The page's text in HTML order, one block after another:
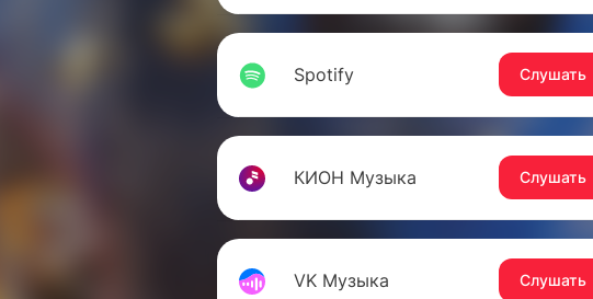
Spotify Слушать
КИОН Музыка Слушать
VK Музыка Слушать